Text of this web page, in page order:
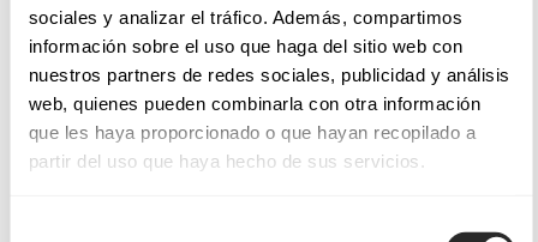
sociales y analizar el tráfico. Además, compartimos
información sobre el uso que haga del sitio web con
nuestros partners de redes sociales, publicidad y análisis
web, quienes pueden combinarla con otra información
que les haya proporcionado o que hayan recopilado a
partir del uso que haya hecho de sus servicios.
PRENEZ RENDEZ-VOUS